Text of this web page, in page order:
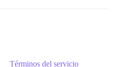
Términos del servicio